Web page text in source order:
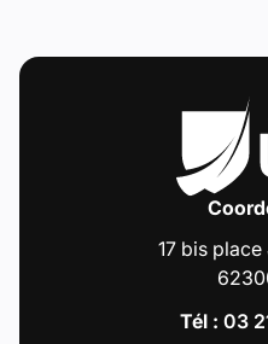
17 bis
Tél : 03